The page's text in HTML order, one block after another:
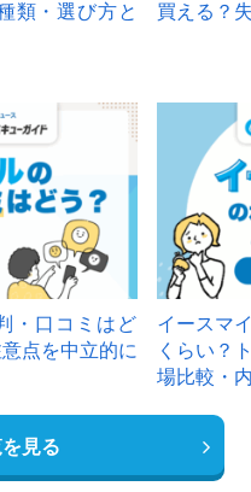
類・選び方と
買える？
・口コミはど
点を中立的に
イースマ
くらい？
場比較・
見る